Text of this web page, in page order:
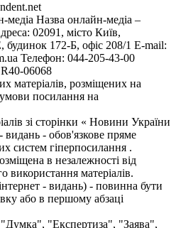
медіа Назва онлайн-медіа –
02091, місто Київ,
172-Б, офіс 208/1 E-mail:
Телефон: 044-205-43-00
R40-06068
матеріалів, розміщених на
умови посилання на
зі сторінки « Новини України
- видань - обов'язкове пряме
систем гіперпосилання .
в незалежності від
використання матеріалів.
- видань) - повинна бути
або в першому абзаці
"Експертиза", "Заява",